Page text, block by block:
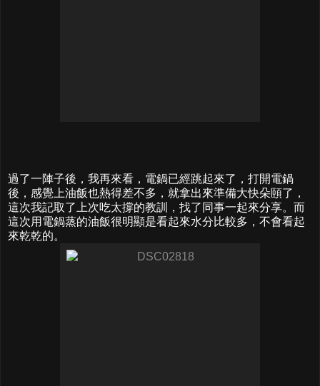
過了一陣子後，我再來看，電鍋已經跳起來了，打開電鍋
後，感覺上油飯也熱得差不多，就拿出來準備大快朵頤了，
這次我記取了上次吃太撐的教訓，找了同事一起來分享。而
這次用電鍋蒸的油飯很明顯是看起來水分比較多，不會看起
來乾乾的。